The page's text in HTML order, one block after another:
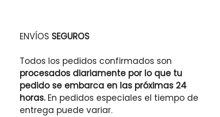
ENVÍOS SEGUROS
Todos los pedidos confirmados son
procesados diariamente por lo que tu
pedido se embarca en las próximas 24
horas.En pedidos especiales el tiempo de
entrega puede variar.